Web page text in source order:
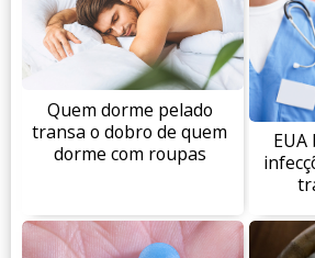
Quem dorme pelado
transa o dobro de quem
dorme com roupas